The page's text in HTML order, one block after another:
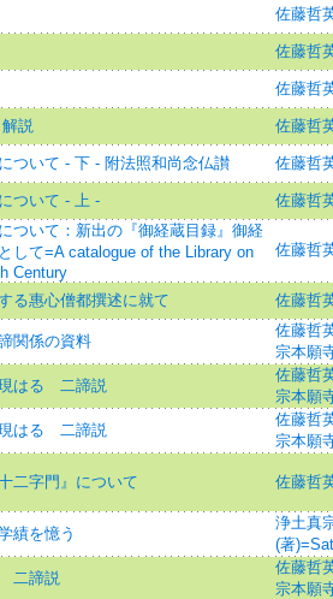
佐藤哲
佐藤哲
佐藤哲
説 佐藤哲
ついて - 下 - 附法照和尚念仏讃 佐藤哲
ついて - 上 -
佐藤哲
ついて：新出の『御経蔵目録』御経
して=A catalogue of the Library on
Century
佐藤哲
る惠心僧都撰述に就て 佐藤哲
関係の資料
佐藤哲
宗本願
はるゝ二諦説
佐藤哲
宗本願
はるゝ二諦説
佐藤哲
宗本願
二字門』について 佐藤哲
績を憶う
浄土真
(著
二諦説
佐藤哲
宗本願